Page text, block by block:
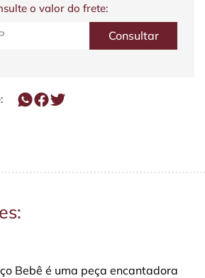
o valor do frete:
Bebê é uma peça encantadora